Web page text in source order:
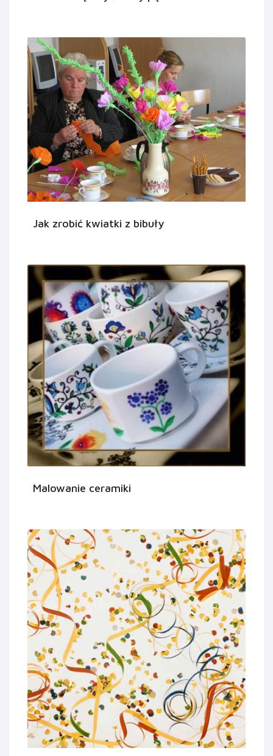
Jak zrobić kwiatki z bibuły
Malowanie ceramiki